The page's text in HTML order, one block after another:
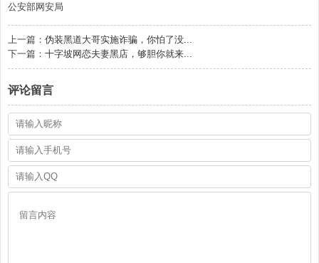
公安部网安局
上一篇： 伪装黑道大哥实施诈骗，你怕了没...
下一篇： 十字坡网恋夫妻黑店，够胆你就来...
评论留言